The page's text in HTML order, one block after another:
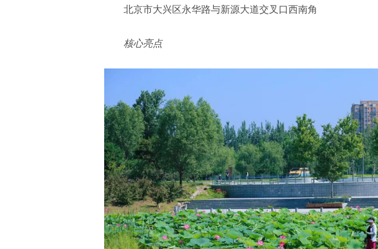
北京市大兴区永华路与新源大道交叉口西南角
核心亮点